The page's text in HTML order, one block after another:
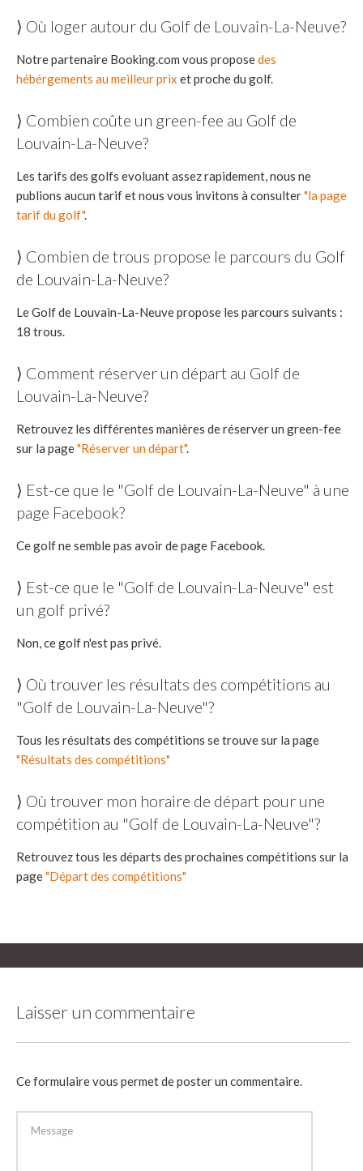
⟩ Où loger autour du Golf de Louvain-La-Neuve?
Notre partenaire Booking.com vous proposedes
hébérgements au meilleur prix et proche du golf.
⟩ Combien coûte un green-fee au Golf de
Louvain-La-Neuve?
Les tarifs des golfs evoluant assez rapidement, nous ne
publions aucun tarif et nous vous invitons à consulter"la page
tarif du golf".
⟩ Combien de trous propose le parcours du Golf
de Louvain-La-Neuve?
Le Golf de Louvain-La-Neuve propose les parcours suivants :
18 trous.
⟩ Comment réserver un départ au Golf de
Louvain-La-Neuve?
Retrouvez les différentes manières de réserver un green-fee
sur la page"Réserver un départ".
⟩ Est-ce que le "Golf de Louvain-La-Neuve" à une
page Facebook?
Ce golf ne semble pas avoir de page Facebook.
⟩ Est-ce que le "Golf de Louvain-La-Neuve" est
un golf privé?
Non, ce golf n'est pas privé.
⟩ Où trouver les résultats des compétitions au
"Golf de Louvain-La-Neuve"?
Tous les résultats des compétitions se trouve sur la page
"Résultats des compétitions"
⟩ Où trouver mon horaire de départ pour une
compétition au "Golf de Louvain-La-Neuve"?
Retrouvez tous les départs des prochaines compétitions sur la
page"Départ des compétitions"
Laisser un commentaire
Ce formulaire vous permet de poster un commentaire.